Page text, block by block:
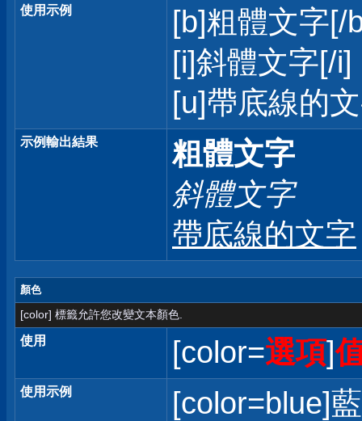
使用示例
[b]粗體文字[/
[i]斜體文字[/i]
[u]帶底線的
示例輸出結果
粗體文字
斜體文字
帶底線的文字
顏色
[color] 標籤允許您改變文本顏色.
使用 [color=選項]
使用示例 [color=blue]